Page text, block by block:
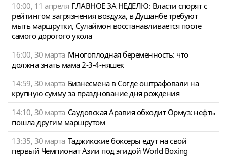
10:00, 11 апреля ГЛАВНОЕ ЗА НЕДЕЛЮ: Власти спорят с
рейтингом загрязнения воздуха, в Душанбе требуют
мыть маршрутки, Сулаймон восстанавливается после
самого дорогого укола
16:00, 30 марта Многоплодная беременность: что
должна знать мама 2-3-4-няшек
14:59, 30 марта Бизнесмена в Согде оштрафовали на
крупную сумму за празднование дня рождения
14:10, 30 марта Саудовская Аравия обходит Ормуз: нефть
пошла другим маршрутом
13:35, 30 марта Таджикские боксеры едут на свой
первый Чемпионат Азии под эгидой World Boxing